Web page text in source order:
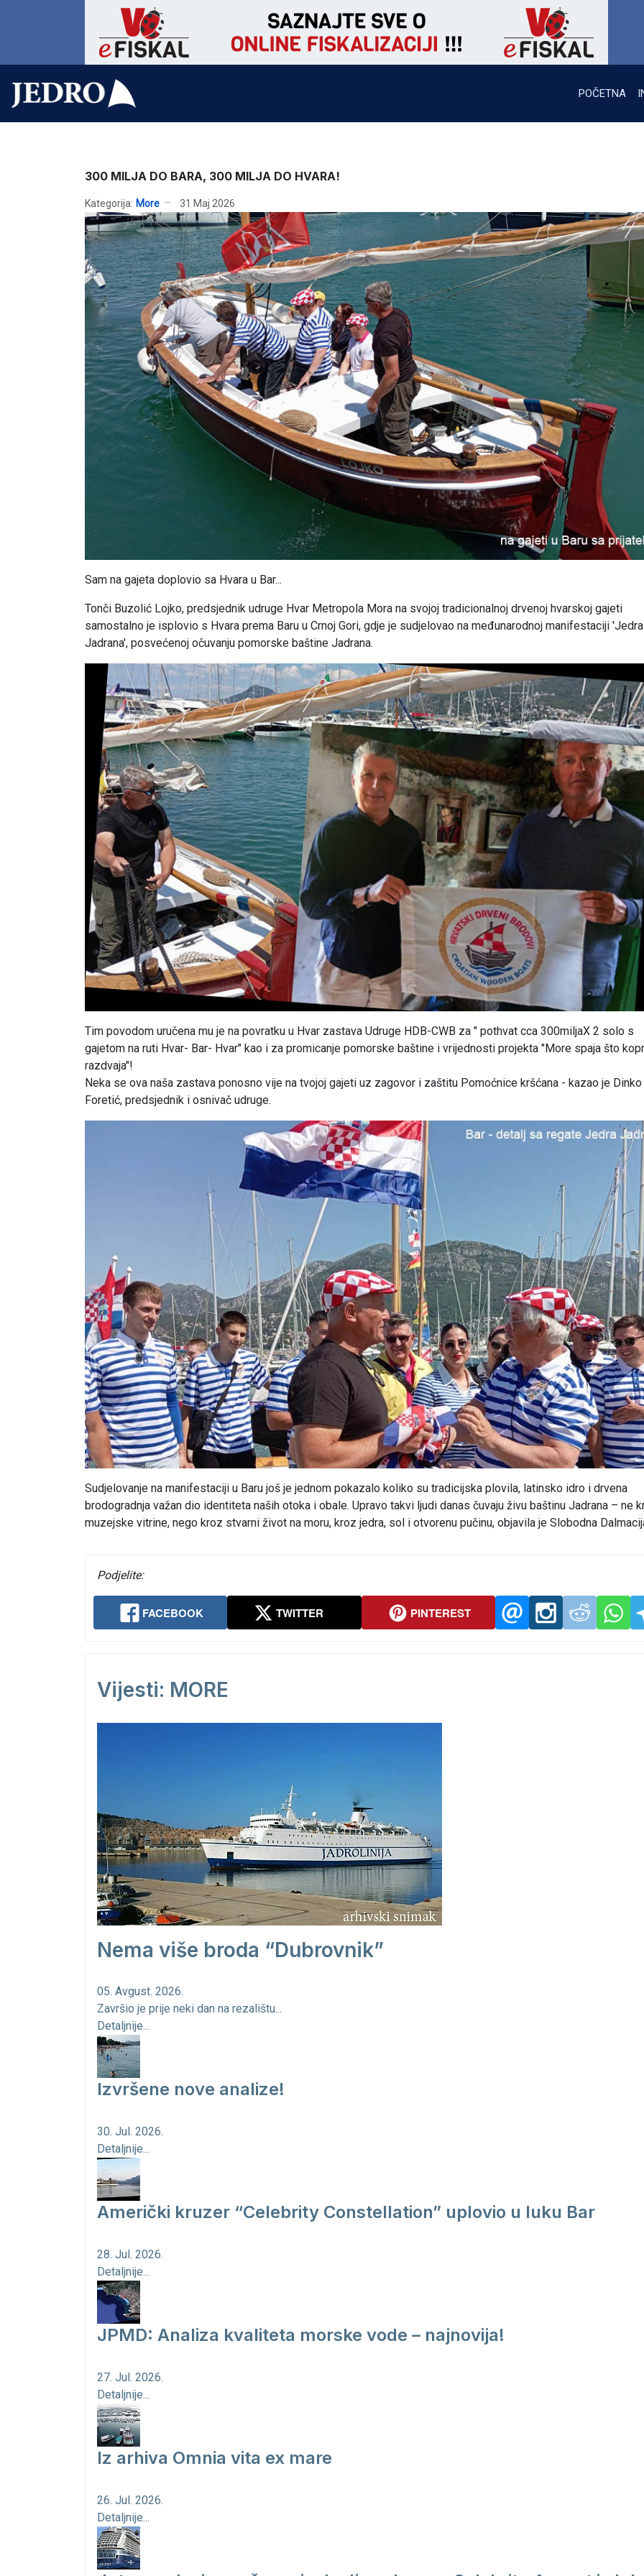
POČETNA
300 MILJA DO BARA, 300 MILJA DO HVARA!
Kategorija: More 31 Maj 2026
Sam na gajeta doplovio sa Hvara u Bar...
Tonči Buzolić Lojko, predsjednik udruge Hvar Metropola Mora na svojoj tradicionalnoj drvenoj hvarskoj gajeti
samostalno je isplovio s Hvara prema Baru u Crnoj Gori, gdje je sudjelovao na međunarodnoj manifestaciji 'Jedra
Jadrana', posvećenoj očuvanju pomorske baštine Jadrana.
Tim povodom uručena mu je na povratku u Hvar zastava Udruge HDB-CWB za " pothvat cca 300miljaX 2 solo s
gajetom na ruti Hvar- Bar- Hvar" kao i za promicanje pomorske baštine i vrijednosti projekta "More spaja što
razdvaja"!
Neka se ova naša zastava ponosno vije na tvojoj gajeti uz zagovor i zaštitu Pomoćnice kršćana - kazao je Dinko
Foretić, predsjednik i osnivač udruge.
Sudjelovanje na manifestaciji u Baru još je jednom pokazalo koliko su tradicijska plovila, latinsko idro i drvena
brodogradnja važan dio identiteta naših otoka i obale. Upravo takvi ljudi danas čuvaju živu baštinu Jadrana – ne
muzejske vitrine, nego kroz stvarni život na moru, kroz jedra, sol i otvorenu pučinu, objavila je Slobodna
Podjelite:
FACEBOOK TWITTER PINTEREST
Vijesti: MORE
Nema više broda “Dubrovnik”
05. Avgust. 2026.
Završio je prije neki dan na rezalištu...
Detaljnije...
Izvršene nove analize!
30. Jul. 2026.
Detaljnije...
Američki kruzer “Celebrity Constellation” uplovio u luku Bar
28. Jul. 2026.
Detaljnije...
JPMD: Analiza kvaliteta morske vode – najnovija!
27. Jul. 2026.
Detaljnije...
Iz arhiva Omnia vita ex mare
26. Jul. 2026.
Detaljnije...